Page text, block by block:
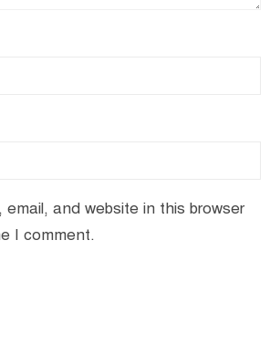
email, and website in this browser
I comment.